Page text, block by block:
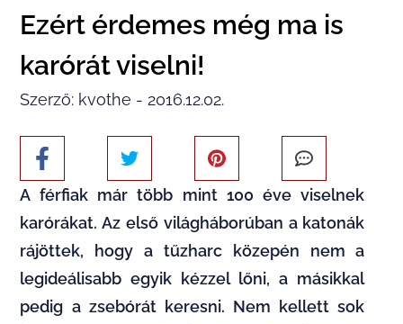
Ezért érdemes még ma is
karórát viselni!
Szerző: kvothe - 2016.12.02.
A férfiak már több mint 100 éve viselnek
karórákat. Az első világháborúban a katonák
rájöttek, hogy a tűzharc közepén nem a
legideálisabb egyik kézzel lőni, a másikkal
pedig a zsebórát keresni. Nem kellett sok